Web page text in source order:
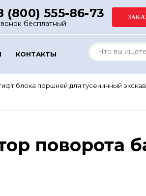
(800) 555-86-73
бесплатный
КОНТАКТЫ
блока поршней для гусеничный
поворота